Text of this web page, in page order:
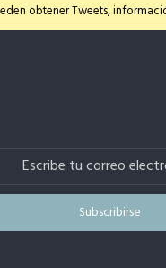
obtener Tweets,